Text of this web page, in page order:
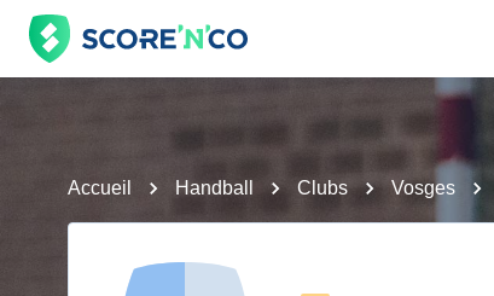
Accueil Handball Clubs Vosges